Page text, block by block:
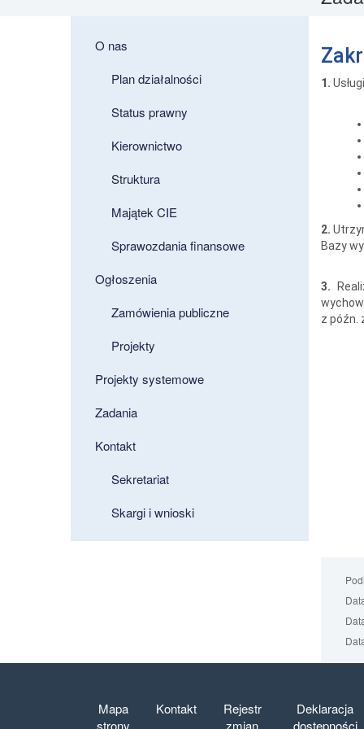
O nas
Plan działalności
Status prawny
Kierownictwo
Struktura
Majątek CIE
Sprawozdania finansowe
Ogłoszenia
Zamówienia publiczne
Projekty
Projekty systemowe
Zadania
Kontakt
Sekretariat
Skargi i wnioski
1.
2.
Bazy
3.
z późn.
Mapa
strony
Kontakt
Rejestr
zmian
Deklaracja
dostępności